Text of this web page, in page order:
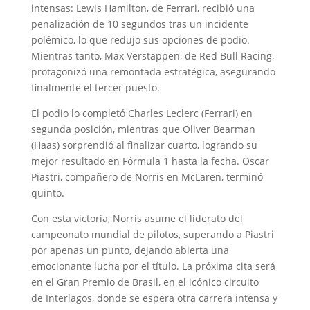
intensas: Lewis Hamilton, de Ferrari, recibió una
penalización de 10 segundos tras un incidente
polémico, lo que redujo sus opciones de podio.
Mientras tanto, Max Verstappen, de Red Bull Racing,
protagonizó una remontada estratégica, asegurando
finalmente el tercer puesto.
El podio lo completó Charles Leclerc (Ferrari) en
segunda posición, mientras que Oliver Bearman
(Haas) sorprendió al finalizar cuarto, logrando su
mejor resultado en Fórmula 1 hasta la fecha. Oscar
Piastri, compañero de Norris en McLaren, terminó
quinto.
Con esta victoria, Norris asume el liderato del
campeonato mundial de pilotos, superando a Piastri
por apenas un punto, dejando abierta una
emocionante lucha por el título. La próxima cita será
en el Gran Premio de Brasil, en el icónico circuito
de Interlagos, donde se espera otra carrera intensa y